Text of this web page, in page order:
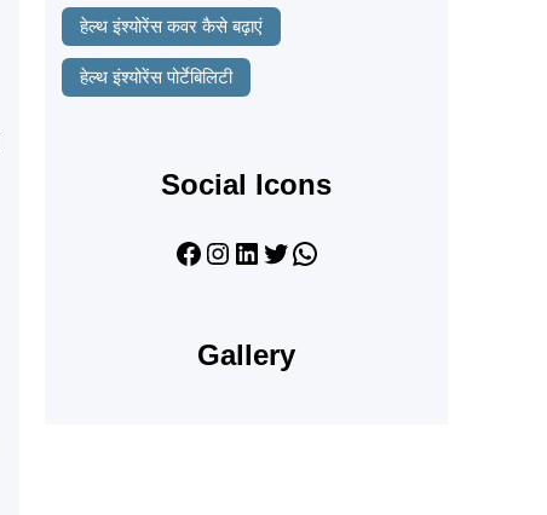
हेल्थ इंश्योरेंस कवर कैसे बढ़ाएं
हेल्थ इंश्योरेंस पोर्टेबिलिटी
Social Icons
Facebook Instagram LinkedIn Twitter WhatsApp
Gallery